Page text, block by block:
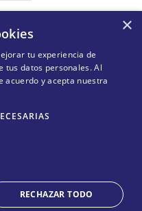
COMPRAR
🐾
campañas y
y condiciones
×
tu experiencia de
tus datos personales. Al
acuerdo y acepta nuestra
RECHAZAR TODO